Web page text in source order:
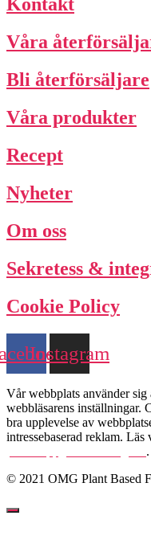
Kontakt
Våra
Bli återförsäljare
Våra produkter
Recept
Nyheter
Om oss
Sekretess &
Cookie Policy
Instagram
Vår webbplats använder
webbläsarens inställningar.
bra upplevelse av
intressebaserad reklam. Läs
.
© 2021 OMG Plant Based